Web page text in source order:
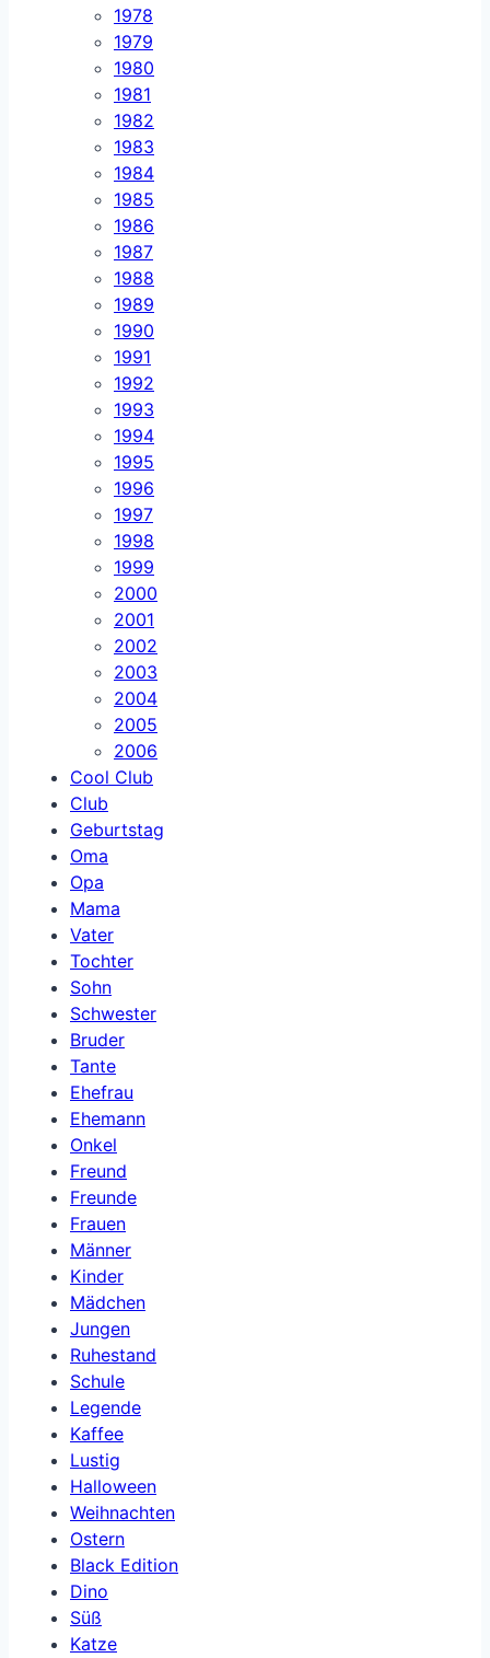
1978
1979
1980
1981
1982
1983
1984
1985
1986
1987
1988
1989
1990
1991
1992
1993
1994
1995
1996
1997
1998
1999
2000
2001
2002
2003
2004
2005
2006
Cool Club
Club
Geburtstag
Oma
Opa
Mama
Vater
Tochter
Sohn
Schwester
Bruder
Tante
Ehefrau
Ehemann
Onkel
Freund
Freunde
Frauen
Männer
Kinder
Mädchen
Jungen
Ruhestand
Schule
Legende
Kaffee
Lustig
Halloween
Weihnachten
Ostern
Black Edition
Dino
Süß
Katze